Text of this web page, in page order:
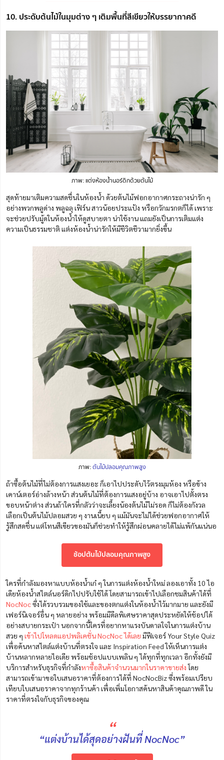
10. ประดับต้นไม้ในมุมต่าง ๆ เติมพื้นที่สีเขียวให้บรรยากาศดี
ภาพ: แต่งห้องน้ำนอร์ดิกด้วยต้นไม้
สุดท้ายมาเติมความสดชื่นในห้องน้ำ ด้วยต้นไม้ฟอกอากาศกระถางน่ารัก ๆ
อย่างพวกพลูด่าง พลูฉลุ เฟิร์น สาวน้อยประแป้ง หรือกวักมรกตก็ได้ เพราะ
จะช่วยปรับมู้ดในห้องน้ำให้ดูสบายตา น่าใช้งาน แถมยังเป็นการเติมแต่ง
ความเป็นธรรมชาติ แต่งห้องน้ำน่ารักให้มีชีวิตชีวามากยิ่งขึ้น
ภาพ:ต้นไม้ปลอมคุณภาพสูง
ถ้าซื้อต้นไม้ที่ไม่ต้องการแสงเยอะ ก็เอาไปประดับไว้ตรงมุมห้อง หรือข้าง
เคาน์เตอร์อ่างล้างหน้า ส่วนต้นไม้ที่ต้องการแสงอยู่บ้าง อาจเอาไปตั้งตรง
ขอบหน้าต่าง ส่วนถ้าใครที่กลัวว่าจะเลี้ยงน้องต้นไม้ไม่รอด ก็ไม่ต้องกังวล
เลือกเป็นต้นไม้ปลอมสวย ๆ งานเนี้ยบ ๆ แม้มันจะไม่ได้ช่วยฟอกอากาศให้
รู้สึกสดชื่น แต่โทนสีเขียวของมันก็ช่วยทำให้รู้สึกผ่อนคลายได้ไม่แพ้กันแน่นอ
ช้อปต้นไม้ปลอมคุณภาพสูง
ใครที่กำลังมองหาแบบห้องน้ำเก๋ ๆ ในการแต่งห้องน้ำใหม่ ลองเอาทั้ง 10 ไอ
เดียห้องน้ำสไตล์นอร์ดิกไปปรับใช้ได้ โดยสามารถเข้าไปเลือกชมสินค้าได้ที่
NocNocซึ่งได้รวบรวมของใช้และของตกแต่งในห้องน้ำไว้มากมาย และยังมี
เฟอร์นิเจอร์อื่น ๆ หลายอย่าง พร้อมมีดีลพิเศษราคาสุดประหยัดให้ช้อปได้
อย่างสบายกระเป๋า นอกจากนี้ใครที่อยากหาแรงบันดาลใจในการแต่งบ้าน
สวย ๆ เข้าไปโหลดแอปพลิเคชั่น NocNoc ได้เลย มีฟีเจอร์ Your Style Quiz
เพื่อค้นหาสไตล์แต่งบ้านที่ตรงใจ และ Inspiration Feed ให้เห็นการแต่ง
บ้านหลากหลายไอเดีย พร้อมช้อปแบบเพลิน ๆ ได้ทุกที่ทุกเวลา อีกทั้งยังมี
บริการสำหรับธุรกิจที่กำลังหาซื้อสินค้าจำนวนมากในราคาขายส่งโดย
สามารถเข้ามาขอใบเสนอราคาที่ต้องการได้ที่ NocNocBiz ซี่งพร้อมเปรียบ
เทียบใบเสนอราคาจากทุกร้านค้า เพื่อเพิ่มโอกาสค้นหาสินค้าคุณภาพดี ใน
ราคาที่ตรงใจกับธุรกิจของคุณ
“
“แต่งบ้านได้สุดอย่างฝันที่ NocNoc”